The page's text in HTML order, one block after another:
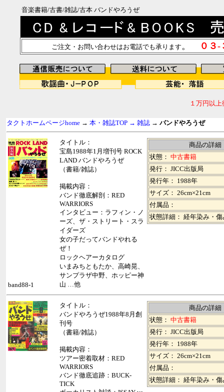
音楽書籍/古書/雑誌/古本 バンドやろうぜ
ご注文・お問い合わせはお電話でも承ります。 ０３
１万円以
タクトホームページhome → 本・雑誌TOP → 雑誌 → バンドやろうぜ
タイトル：
宝島1988年1月増刊号 ROCK
LAND バンドやろうぜ
（書籍/雑誌）
掲載内容：
バンド徹底解剖：RED
WARRIORS
インタビュー：ラフィン・ノ
ーズ、ザ・ストリート・スラ
イダーズ
女の子だってバンドやれる
ぜ！
ロックヘアーカタログ
いまみちともたか、高崎晃、
サンプラザ中野、ホッピー神
山 …他
商品の詳細
状態： 中古書籍
発行： JICC出版局
発行年： 1988年
サイズ： 26cm×21cm
付属品：
状態詳細： 経年染み・
band88-1
タイトル：
バンドやろうぜ1988年8月創
刊号
（書籍/雑誌）
掲載内容：
ツアー密着取材：RED
WARRIORS
バンド徹底追跡：BUCK-
TICK
商品の詳細
状態： 中古書籍
発行： JICC出版局
発行年： 1988年
サイズ： 26cm×21cm
付属品：
状態詳細： 経年染み・